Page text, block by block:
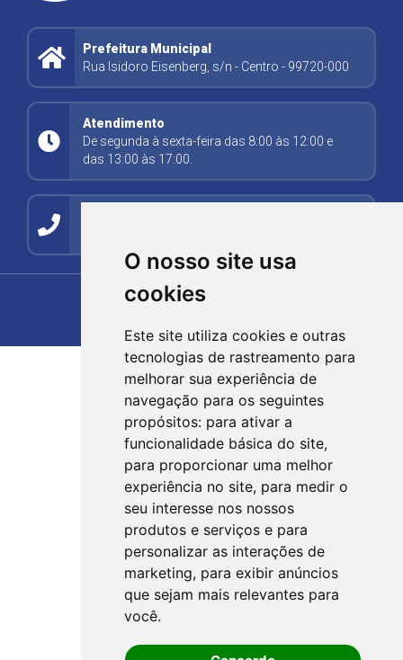
O nosso site usa
cookies
Este site utiliza cookies e outras
tecnologias de rastreamento para
melhorar sua experiência de
navegação para os seguintes
propósitos: para ativar a
funcionalidade básica do site,
para proporcionar uma melhor
experiência no site, para medir o
seu interesse nos nossos
produtos e serviços e para
personalizar as interações de
marketing, para exibir anúncios
que sejam mais relevantes para
você.
Prefeitura Municipal
Rua Isidoro Eisenberg, s/n - Centro - 99720-000
Atendimento
De segunda à sexta-feira das 8:00 às 12:00 e
das 13:00 às 17:00.